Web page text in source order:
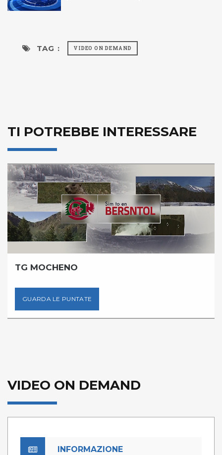
TAG : VIDEO ON DEMAND
TI POTREBBE INTERESSARE
TG MOCHENO
GUARDA LE PUNTATE
VIDEO ON DEMAND
INFORMAZIONE